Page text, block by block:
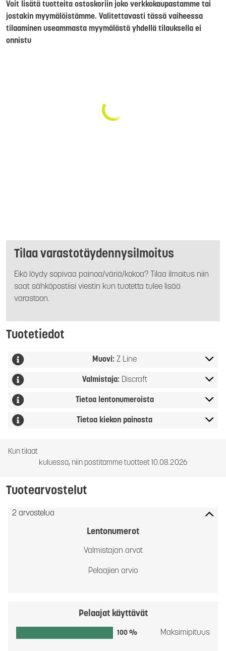
Voit lisätä tuotteita ostoskoriin joko verkkokaupastamme tai
jostakin myymälöistämme. Valitettavasti tässä vaiheessa
tilaaminen useammasta myymälästä yhdellä tilauksella ei
onnistu
Tilaa varastotäydennysilmoitus
Eikö löydy sopivaa painoa/väriä/kokoa? Tilaa ilmoitus niin
saat sähköpostiisi viestin kun tuotetta tulee lisää
varastoon.
Tuotetiedot
Muovi: Z Line
Valmistaja: Discraft
Tietoa lentonumeroista
Tietoa kiekon painosta
Kun tilaat
kuluessa, niin postitamme tuotteet 10.08.2026
Tuotearvostelut
2 arvostelua
Lentonumerot
Valmistajan arvot
Pelaajien arvio
Pelaajat käyttävät
100 % Maksimipituus